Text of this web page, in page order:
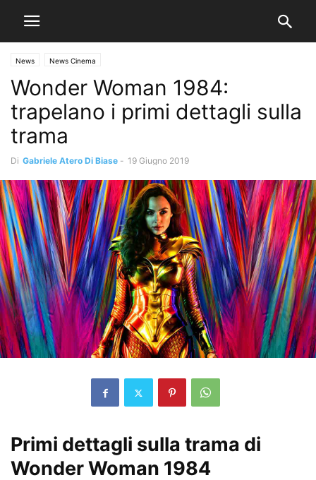
News News Cinema
Wonder Woman 1984:
trapelano i primi dettagli sulla
trama
Di Gabriele Atero Di Biase - 19 Giugno 2019
Primi dettagli sulla trama di
Wonder Woman 1984